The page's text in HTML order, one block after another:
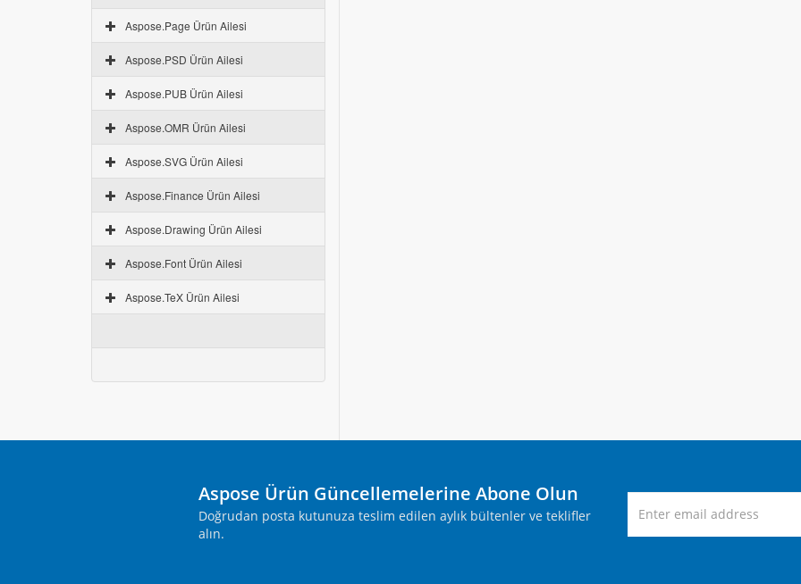
Aspose.Page Ürün Ailesi
Aspose.PSD Ürün Ailesi
Aspose.PUB Ürün Ailesi
Aspose.OMR Ürün Ailesi
Aspose.SVG Ürün Ailesi
Aspose.Finance Ürün Ailesi
Aspose.Drawing Ürün Ailesi
Aspose.Font Ürün Ailesi
Aspose.TeX Ürün Ailesi
Aspose Ürün Güncellemelerine Abone Olun
Doğrudan posta kutunuza teslim edilen aylık bültenler ve teklifler
alın.